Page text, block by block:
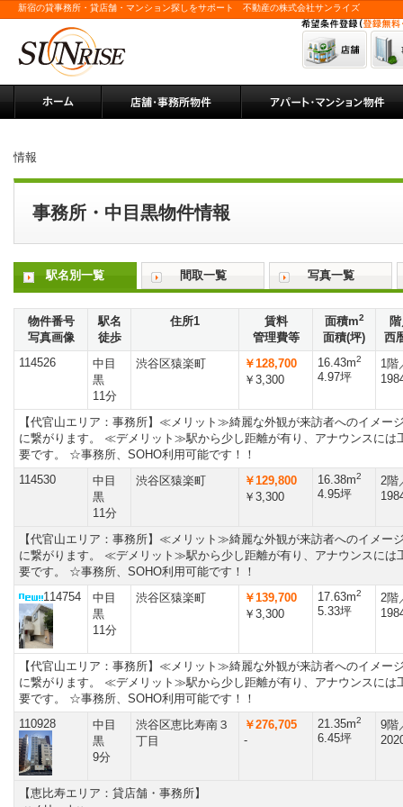
新宿の貸事務所・貸店舗・マンション探しをサポート 不動産の株式会社サンライズ
情報
事務所・中目黒物件情報
駅名別一覧 間取一覧 写真一覧
物件番号
写真画像
駅名
徒歩
住所1
賃料
管理費等
面積m2
面積(坪)
西
114526
中目
黒
11分
渋谷区猿楽町
￥128,700
￥3,300
16.43m2
4.97坪
1階
【代官山エリア：事務所】≪メリット≫綺麗な外観が来訪者へのイメー
に繋がります。 ≪デメリット≫駅から少し距離が有り、アナウンスには
要です。 ☆事務所、SOHO利用可能です！！
114530
中目
黒
11分
渋谷区猿楽町
￥129,800
￥3,300
16.38m2
4.95坪
2階
【代官山エリア：事務所】≪メリット≫綺麗な外観が来訪者へのイメー
に繋がります。 ≪デメリット≫駅から少し距離が有り、アナウンスには
要です。 ☆事務所、SOHO利用可能です！！
114754
中目
黒
11分
渋谷区猿楽町
￥139,700
￥3,300
17.63m2
5.33坪
2階
【代官山エリア：事務所】≪メリット≫綺麗な外観が来訪者へのイメー
に繋がります。 ≪デメリット≫駅から少し距離が有り、アナウンスには
要です。 ☆事務所、SOHO利用可能です！！
110928
中目
黒
9分
渋谷区恵比寿南３
丁目
￥276,705
-
21.35m2
6.45坪
9階
【恵比寿エリア：貸店舗・事務所】